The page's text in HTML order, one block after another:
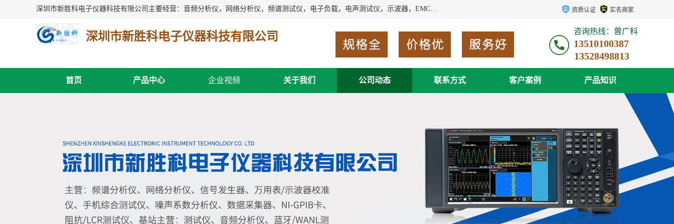
深圳市新胜科电子仪器科技有限公司主要经营：音频分析仪，网络分析仪，频谱测试仪，电子负载，电声测试仪，示波器，EMC电磁兼容测，调制分析仪，LCR测量仪，数字电桥，三相标准源，音频扫频仪，时钟检测仪，信号发生器，电子表，万用表，功率计，喇叭测试仪，综合测试仪等；深圳市新胜科电子仪器科技有限公司希望能与您成为合作伙伴 资质认证 实名商家
深圳市新胜科电子仪器科技有限公司 咨询热线：曾广科
13510100387
首页 产品中心 企业视频 关于我们 公司动态 联系方式 客户案例 产品知识